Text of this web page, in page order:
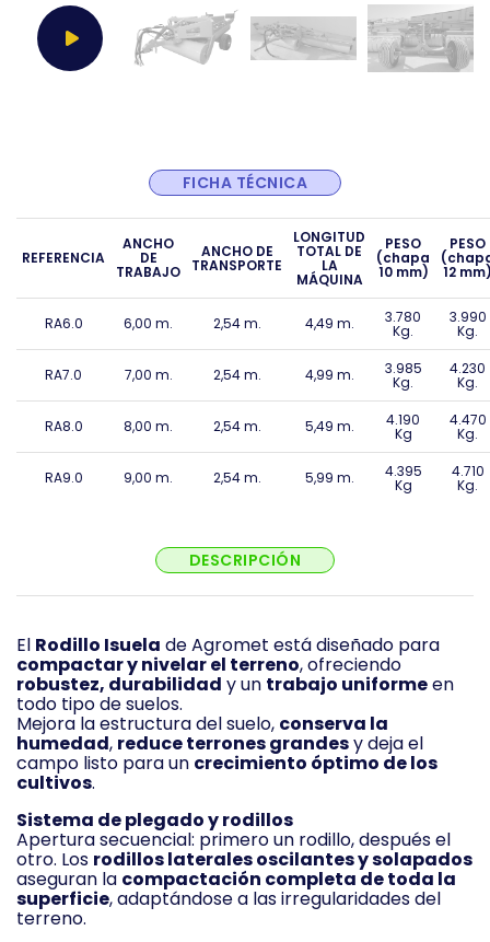
FICHA TÉCNICA
REFERENCIA
ANCHO
DE
TRABAJO
ANCHO DE
TRANSPORTE
LONGITUD
TOTAL DE
LA
MÁQUINA
PESO
(chapa
10 mm)
PESO
12
RA6.0 6,00 m. 2,54 m. 4,49 m. 3.780
Kg.
3.990
Kg.
RA7.0 7,00 m. 2,54 m. 4,99 m. 3.985
Kg.
4.230
Kg.
RA8.0 8,00 m. 2,54 m. 5,49 m. 4.190
Kg
4.470
Kg.
RA9.0 9,00 m. 2,54 m. 5,99 m. 4.395
Kg
4.710
Kg.
DESCRIPCIÓN
El Rodillo Isuela de Agromet está diseñado para
compactar y nivelar el terreno, ofreciendo
robustez, durabilidad y un trabajo uniformeen
todo tipo de suelos.
Mejora la estructura del suelo, conserva la
humedad, reduce terrones grandesy deja el
campo listo para un crecimiento óptimo de los
cultivos.
Sistema de plegado y rodillos
Apertura secuencial: primero un rodillo, después el
otro. Los rodillos laterales oscilantes y solapados
aseguran la compactación completa de toda la
superficie, adaptándose a las irregularidades del
terreno.